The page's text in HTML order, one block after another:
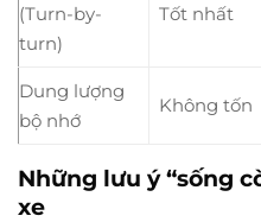
(Turn-by-
turn)
Tốt nhất
Dung lượng
bộ nhớ
Không tốn
Những lưu ý “sống
xe